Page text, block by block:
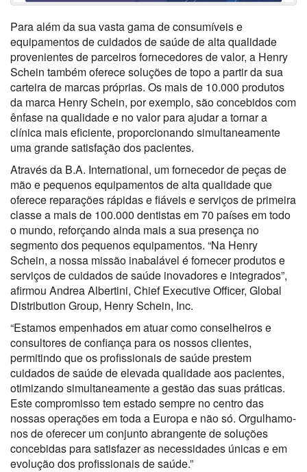
Para além da sua vasta gama de consumíveis e
equipamentos de cuidados de saúde de alta qualidade
provenientes de parceiros fornecedores de valor, a Henry
Schein também oferece soluções de topo a partir da sua
carteira de marcas próprias. Os mais de 10.000 produtos
da marca Henry Schein, por exemplo, são concebidos com
ênfase na qualidade e no valor para ajudar a tornar a
clínica mais eficiente, proporcionando simultaneamente
uma grande satisfação dos pacientes.
Através da B.A. International, um fornecedor de peças de
mão e pequenos equipamentos de alta qualidade que
oferece reparações rápidas e fiáveis e serviços de primeira
classe a mais de 100.000 dentistas em 70 países em todo
o mundo, reforçando ainda mais a sua presença no
segmento dos pequenos equipamentos. “Na Henry
Schein, a nossa missão inabalável é fornecer produtos e
serviços de cuidados de saúde inovadores e integrados”,
afirmou Andrea Albertini, Chief Executive Officer, Global
Distribution Group, Henry Schein, Inc.
“Estamos empenhados em atuar como conselheiros e
consultores de confiança para os nossos clientes,
permitindo que os profissionais de saúde prestem
cuidados de saúde de elevada qualidade aos pacientes,
otimizando simultaneamente a gestão das suas práticas.
Este compromisso tem estado sempre no centro das
nossas operações em toda a Europa e não só. Orgulhamo-
nos de oferecer um conjunto abrangente de soluções
concebidas para satisfazer as necessidades únicas e em
evolução dos profissionais de saúde.”